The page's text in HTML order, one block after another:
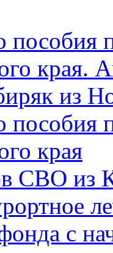
пособия
края.
из
пособия
края
СВО из
с